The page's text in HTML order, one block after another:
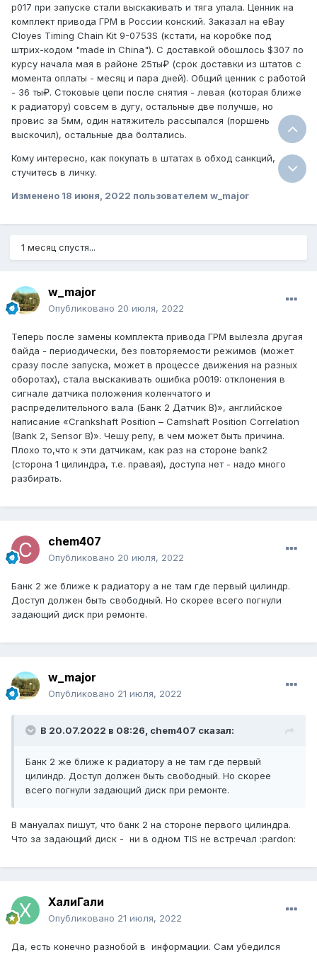
p017 при запуске стали выскакивать и тяга упала. Ценник на
комплект привода ГРМ в России конский. Заказал на eBay
Cloyes Timing Chain Kit 9-0753S (кстати, на коробке под
штрих-кодом "made in China"). С доставкой обошлось $307 по
курсу начала мая в районе 25ты₽ (срок доставки из штатов с
момента оплаты - месяц и пара дней). Общий ценник с работой
- 36 ты₽. Стоковые цепи после снятия - левая (которая ближе
к радиатору) совсем в дугу, остальные две получше, но
провис за 5мм, один натяжитель рассыпался (поршень
выскочил), остальные два болтались.
Кому интересно, как покупать в штатах в обход санкций,
стучитесь в личку.
Изменено 18 июня, 2022 пользователем w_major
1 месяц спустя...
w_major
Опубликовано 20 июля, 2022
Теперь после замены комплекта привода ГРМ вылезла другая
байда - периодически, без повторяемости режимов (может
сразу после запуска, может в процессе движения на разных
оборотах), стала выскакивать ошибка p0019: отклонения в
сигнале датчика положения коленчатого и
распределительного вала (Банк 2 Датчик В)», английское
написание «Crankshaft Position – Camshaft Position Correlation
(Bank 2, Sensor B)». Чешу репу, в чем может быть причина.
Плохо то,что к эти датчикам, как раз на стороне bank2
(сторона 1 цилиндра, т.е. правая), доступа нет - надо много
разбирать.
chem407
Опубликовано 20 июля, 2022
Банк 2 же ближе к радиатору а не там где первый цилиндр.
Доступ должен быть свободный. Но скорее всего погнули
задающий диск при ремонте.
w_major
Опубликовано 21 июля, 2022
В 20.07.2022 в 08:26, chem407 сказал:
Банк 2 же ближе к радиатору а не там где первый
цилиндр. Доступ должен быть свободный. Но скорее
всего погнули задающий диск при ремонте.
В мануалах пишут, что банк 2 на стороне первого цилиндра.
Что за задающий диск - ни в одном TIS не встречал :pardon:
ХалиГали
Опубликовано 21 июля, 2022
Да, есть конечно разнобой в информации. Сам убедился